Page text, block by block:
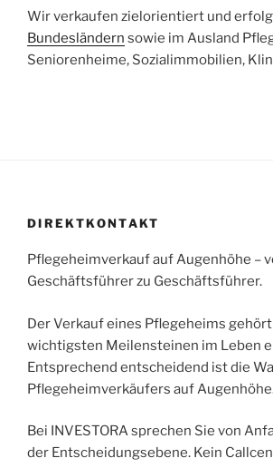
Wir verkaufen zielorientiert und
Bundesländern sowie im Ausland
Seniorenheime, Sozialimmobilien,
DIREKTKONTAKT
Pflegeheimverkauf auf Augenhöhe –
Geschäftsführer zu Geschäftsführer.
Der Verkauf eines Pflegeheims gehört
wichtigsten Meilensteinen im Leben
Entsprechend entscheidend ist die
Pflegeheimverkäufers auf
Bei INVESTORA sprechen Sie von
der Entscheidungsebene. Kein